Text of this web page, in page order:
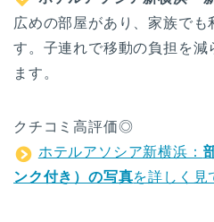
広めの部屋があり、家族で
す。子連れで移動の負担を減
ます。
クチコミ高評価◎
ホテルアソシア新横浜：
ンク付き）の写真を詳しく見